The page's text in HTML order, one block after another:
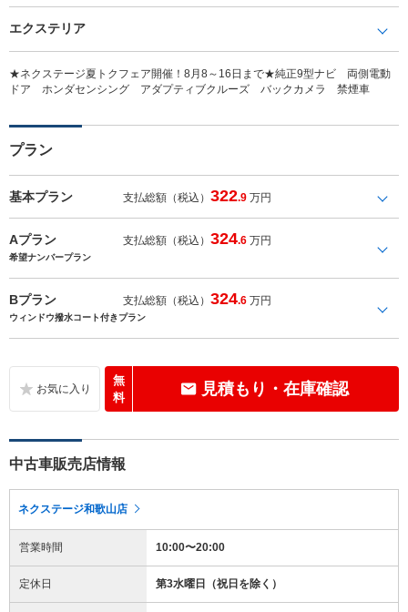
エクステリア
★ネクステージ夏トクフェア開催！8月8～16日まで★純正9型ナビ 両側電動
ドア ホンダセンシング アダプティブクルーズ バックカメラ 禁煙車
プラン
基本プラン 支払総額（税込）322.9 万円
Aプラン 支払総額（税込）324.6 万円
希望ナンバープラン
Bプラン 支払総額（税込）324.6 万円
ウィンドウ撥水コート付きプラン
無
料
見積もり・在庫確認
中古車販売店情報
ネクステージ和歌山店
営業時間 10:00〜20:00
定休日 第3水曜日（祝日を除く）